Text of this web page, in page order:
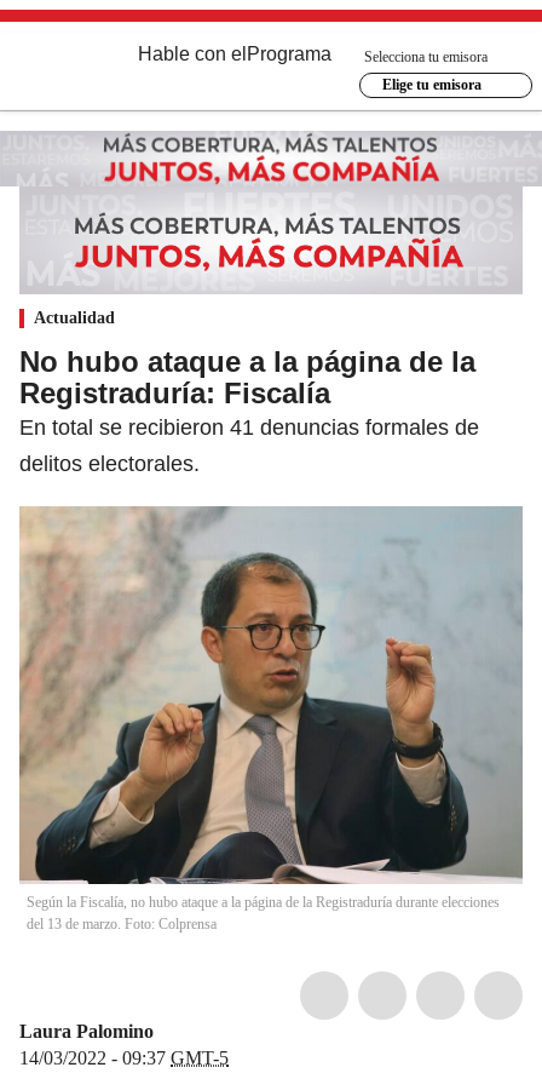
Hable con el Programa
Selecciona tu emisora
Elige tu emisora
Actualidad
No hubo ataque a la página de la
Registraduría: Fiscalía
En total se recibieron 41 denuncias formales de
delitos electorales.
Según la Fiscalía, no hubo ataque a la página de la Registraduría durante elecciones
del 13 de marzo. Foto: Colprensa
Laura Palomino
14/03/2022 - 09:37 GMT-5